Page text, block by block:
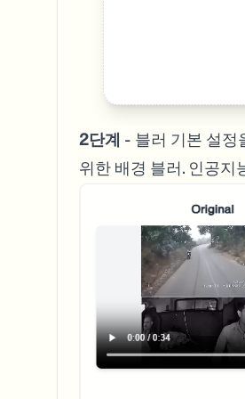
2단계 - 블러 기본 설정
위한 배경 블러. 인공지